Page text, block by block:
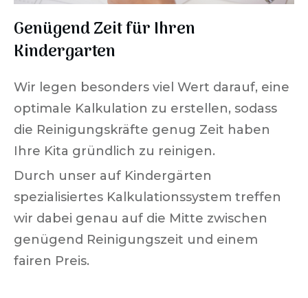
Genügend Zeit für Ihren
Kindergarten
Wir legen besonders viel Wert darauf, eine
optimale Kalkulation zu erstellen, sodass
die Reinigungskräfte genug Zeit haben
Ihre Kita gründlich zu reinigen.
Durch unser auf Kindergärten
spezialisiertes Kalkulationssystem treffen
wir dabei genau auf die Mitte zwischen
genügend Reinigungszeit und einem
fairen Preis.